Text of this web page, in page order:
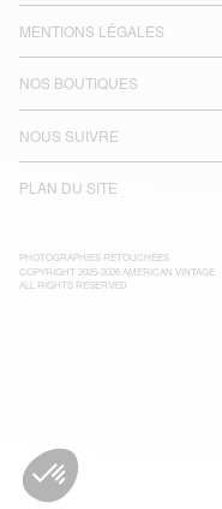
MENTIONS LÉGALES
NOS BOUTIQUES
NOUS SUIVRE
PLAN DU SITE
PHOTOGRAPHIES RETOUCHÉES
COPYRIGHT 2025-2026 AMERICAN VINTAGE
ALL RIGHTS RESERVED